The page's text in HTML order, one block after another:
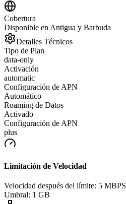
Cobertura
Disponible en Antigua y Barbuda
Detalles Técnicos
Tipo de Plan
data-only
Activación
automatic
Configuración de APN
Automático
Roaming de Datos
Activado
Configuración de APN
plus
Limitación de Velocidad
Velocidad después del límite: 5 MBPS
Umbral: 1 GB